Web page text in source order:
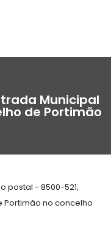
Municipal
de Portimão
postal - 8500-521,
no concelho